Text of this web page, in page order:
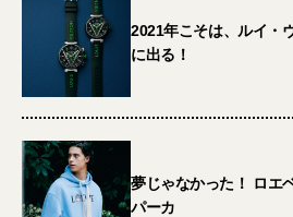
2021年こそは、ルイ・
に出る！
夢じゃなかった！ ロエ
パーカ